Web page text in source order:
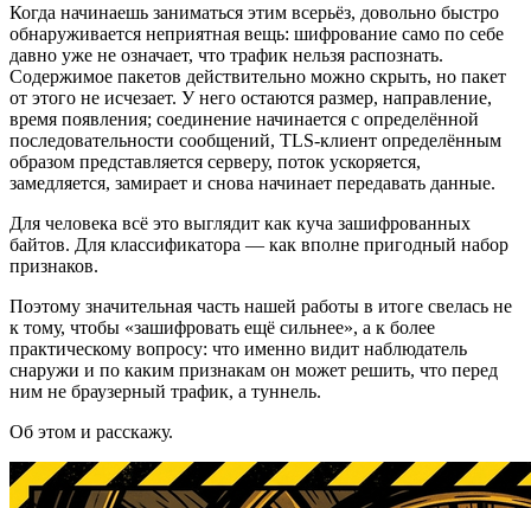
Когда начинаешь заниматься этим всерьёз, довольно быстро
обнаруживается неприятная вещь: шифрование само по себе
давно уже не означает, что трафик нельзя распознать.
Содержимое пакетов действительно можно скрыть, но пакет
от этого не исчезает. У него остаются размер, направление,
время появления; соединение начинается с определённой
последовательности сообщений, TLS-клиент определённым
образом представляется серверу, поток ускоряется,
замедляется, замирает и снова начинает передавать данные.
Для человека всё это выглядит как куча зашифрованных
байтов. Для классификатора — как вполне пригодный набор
признаков.
Поэтому значительная часть нашей работы в итоге свелась не
к тому, чтобы «зашифровать ещё сильнее», а к более
практическому вопросу: что именно видит наблюдатель
снаружи и по каким признакам он может решить, что перед
ним не браузерный трафик, а туннель.
Об этом и расскажу.